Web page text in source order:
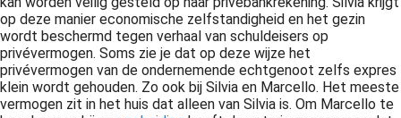
op deze manier economische zelfstandigheid en het gezin
wordt beschermd tegen verhaal van schuldeisers op
privévermogen. Soms zie je dat op deze wijze het
privévermogen van de ondernemende echtgenoot zelfs expres
klein wordt gehouden. Zo ook bij Silvia en Marcello. Het meeste
vermogen zit in het huis dat alleen van Silvia is. Om Marcello te